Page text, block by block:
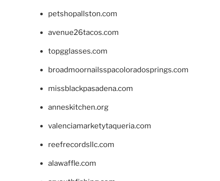
petshopallston.com
avenue26tacos.com
topgglasses.com
broadmoornailsspacoloradosprings.com
missblackpasadena.com
anneskitchen.org
valenciamarketytaqueria.com
reefrecordsllc.com
alawaffle.com